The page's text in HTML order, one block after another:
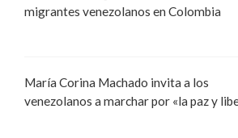
migrantes venezolanos en Colombia
María Corina Machado invita a los
venezolanos a marchar por «la paz y